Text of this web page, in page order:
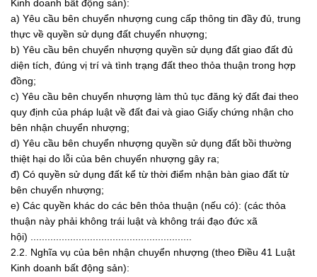
Kinh doanh bất động sản):
a) Yêu cầu bên chuyển nhượng cung cấp thông tin đầy đủ, trung
thực về quyền sử dụng đất chuyển nhượng;
b) Yêu cầu bên chuyển nhượng quyền sử dụng đất giao đất đủ
diện tích, đúng vị trí và tình trạng đất theo thỏa thuận trong hợp
đồng;
c) Yêu cầu bên chuyển nhượng làm thủ tục đăng ký đất đai theo
quy định của pháp luật về đất đai và giao Giấy chứng nhận cho
bên nhận chuyển nhượng;
d) Yêu cầu bên chuyển nhượng quyền sử dụng đất bồi thường
thiệt hại do lỗi của bên chuyển nhượng gây ra;
đ) Có quyền sử dụng đất kể từ thời điểm nhận bàn giao đất từ
bên chuyển nhượng;
e) Các quyền khác do các bên thỏa thuận (nếu có): (các thỏa
thuận này phải không trái luật và không trái đạo đức xã
hội) .........................................................
2.2. Nghĩa vụ của bên nhận chuyển nhượng (theo Điều 41 Luật
Kinh doanh bất động sản):